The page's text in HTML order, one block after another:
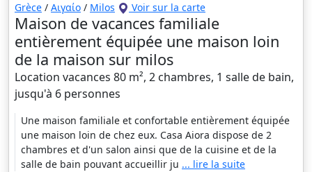
Grèce / Αιγαίο / Milos Voir sur la carte
Maison de vacances familiale
entièrement équipée une maison loin
de la maison sur milos
Location vacances 80 m², 2 chambres, 1 salle de bain,
jusqu'à 6 personnes
Une maison familiale et confortable entièrement équipée
une maison loin de chez eux. Casa Aiora dispose de 2
chambres et d'un salon ainsi que de la cuisine et de la
salle de bain pouvant accueillir ju ... lire la suite